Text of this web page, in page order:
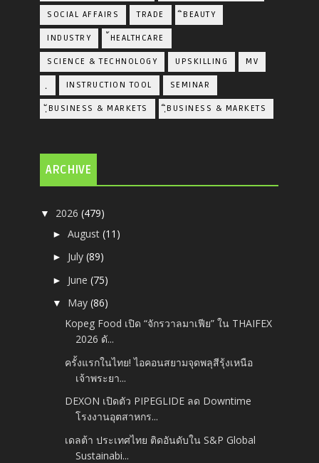
SOCIAL AFFAIRS TRADE ิBEAUTY
INDUSTRY ้HEALTHCARE
SCIENCE & TECHNOLOGY UPSKILLING MV
INSTRUCTION TOOL SEMINAR
ฺัBUSINESS & MARKETS ฺิBUSINESS & MARKETS
ARCHIVE
▼ 2026(479)
►August(11)
► July(89)
► June(75)
▼ May(86)
Kopeg Food เปิด “จักรวาลมาเฟีย” ใน THAIFEX
2026 ดั...
ครั้งแรกในไทย! ไอคอนสยามจุดพลุสีรุ้งเหนือ
เจ้าพระยา...
DEXON เปิดตัว PIPEGLIDE ลด Downtime
โรงงานอุตสาหกร...
เดลต้า ประเทศไทย ติดอันดับใน S&P Global
Sustainabi...